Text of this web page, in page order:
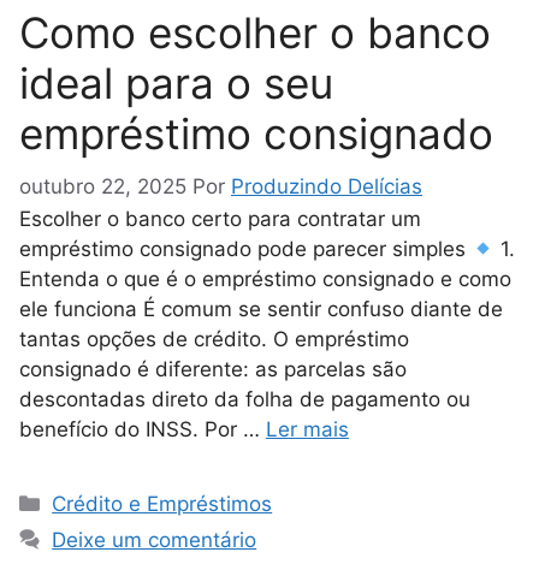
Como escolher o banco
ideal para o seu
empréstimo consignado
outubro 22, 2025 Por Produzindo Delícias
Escolher o banco certo para contratar um
empréstimo consignado pode parecer simples
1.
Entenda o que é o empréstimo consignado e como
ele funciona É comum se sentir confuso diante de
tantas opções de crédito. O empréstimo
consignado é diferente: as parcelas são
descontadas direto da folha de pagamento ou
benefício do INSS. Por … Ler mais
Categorias
Crédito e Empréstimos
Deixe um comentário